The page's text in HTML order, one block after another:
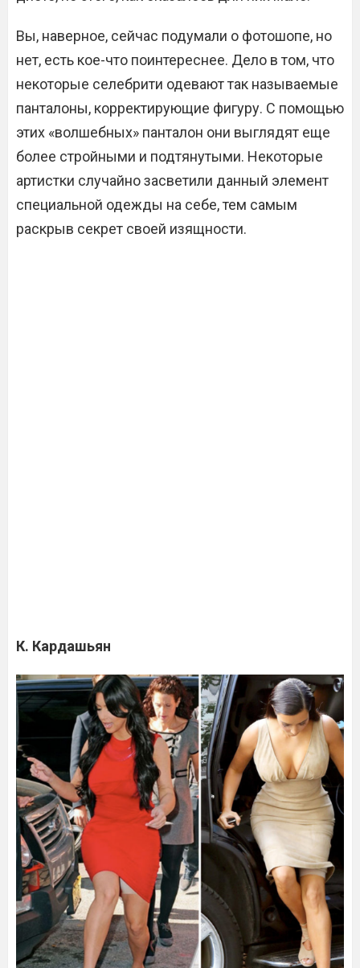
Вы, наверное, сейчас подумали о фотошопе, но
нет, есть кое-что поинтереснее. Дело в том, что
некоторые селебрити одевают так называемые
панталоны, корректирующие фигуру. С помощью
этих «волшебных» панталон они выглядят еще
более стройными и подтянутыми. Некоторые
артистки случайно засветили данный элемент
специальной одежды на себе, тем самым
раскрыв секрет своей изящности.
К. Кардашьян